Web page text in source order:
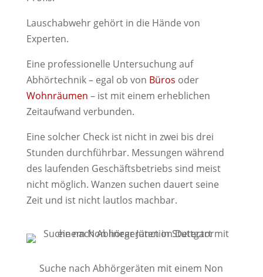
Lauschabwehr gehört in die Hände von
Experten.
Eine professionelle Untersuchung auf
Abhörtechnik – egal ob von Büros oder
Wohnräumen – ist mit einem erheblichen
Zeitaufwand verbunden.
Eine solcher Check ist nicht in zwei bis drei
Stunden durchführbar. Messungen während
des laufenden Geschäftsbetriebs sind meist
nicht möglich. Wanzen suchen dauert seine
Zeit und ist nicht lautlos machbar.
Suche nach Abhörgeräten mit einem Non